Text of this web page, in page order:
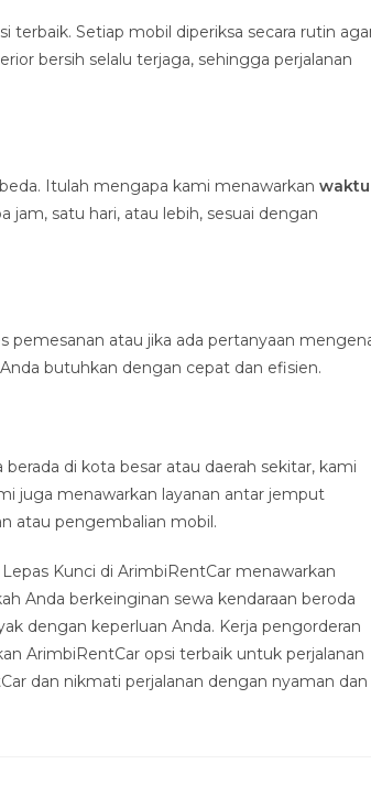
terbaik. Setiap mobil diperiksa secara rutin
bersih selalu terjaga, sehingga perjalanan
Itulah mengapa kami menawarkan waktu
jam, satu hari, atau lebih, sesuai dengan
pemesanan atau jika ada pertanyaan
butuhkan dengan cepat dan efisien.
di kota besar atau daerah sekitar, kami
juga menawarkan layanan antar jemput
atau pengembalian mobil.
Kunci di ArimbiRentCar menawarkan
Anda berkeinginan sewa kendaraan beroda
dengan keperluan Anda. Kerja pengorderan
ArimbiRentCar opsi terbaik untuk perjalanan
dan nikmati perjalanan dengan nyaman dan